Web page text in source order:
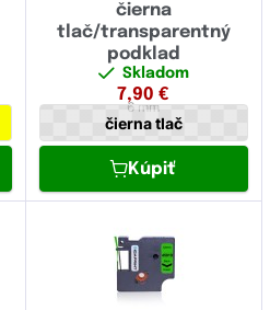
čierna
tlač/transparentný
podklad
Skladom
7,90 €
6 mm
čierna tlač
Kúpiť